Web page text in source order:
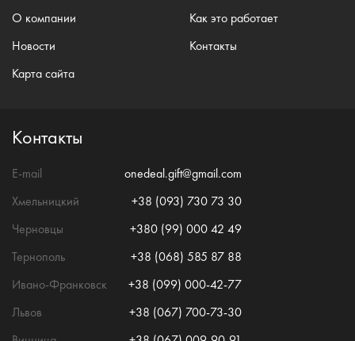
О компании
Новости
Карта сайта
Как это работает
Контакты
Контакты
E-mail
onedeal.gift@gmail.com
Хмельницкий
+38 (093) 730 73 30
Черновцы
+380 (99) 000 42 49
Тернополь
+38 (068) 585 87 88
Ивано-Франковск
+38 (099) 000-42-77
Львов
+38 (067) 700-73-30